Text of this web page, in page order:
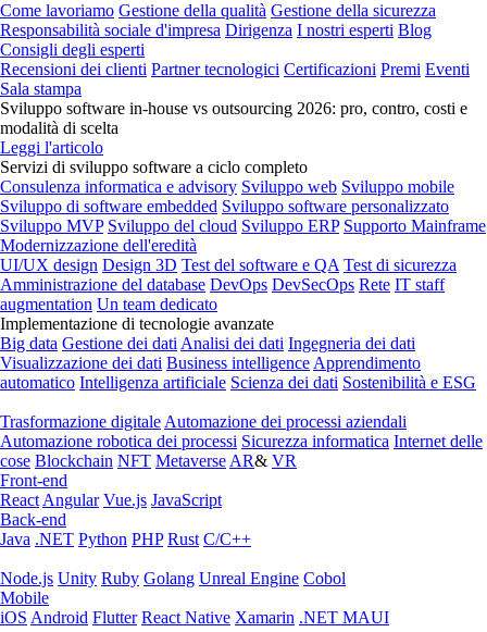
Come lavoriamo Gestione della qualità Gestione della sicurezza
Responsabilità sociale d'impresa Dirigenza I nostri esperti Blog
Consigli degli esperti
Recensioni dei clienti Partner tecnologici Certificazioni Premi Eventi
Sala stampa
Sviluppo software in-house vs outsourcing 2026: pro, contro, costi e
modalità di scelta
Leggi l'articolo
Servizi di sviluppo software a ciclo completo
Consulenza informatica e advisory Sviluppo web Sviluppo mobile
Sviluppo di software embedded Sviluppo software personalizzato
Sviluppo MVP Sviluppo del cloud Sviluppo ERP Supporto Mainframe
Modernizzazione dell'eredità
UI/UX design Design 3D Test del software e QA Test di sicurezza
Amministrazione del database DevOps DevSecOps Rete IT staff
augmentation Un team dedicato
Implementazione di tecnologie avanzate
Big data Gestione dei dati Analisi dei dati Ingegneria dei dati
Visualizzazione dei dati Business intelligence Apprendimento
automatico Intelligenza artificiale Scienza dei dati Sostenibilità e ESG
Trasformazione digitale Automazione dei processi aziendali
Automazione robotica dei processi Sicurezza informatica Internet delle
cose Blockchain NFT Metaverse AR& VR
Front-end
React Angular Vue.js JavaScript
Back-end
Java .NET Python PHP Rust C/C++
Node.js Unity Ruby Golang Unreal Engine Cobol
Mobile
iOS Android Flutter React Native Xamarin .NET MAUI